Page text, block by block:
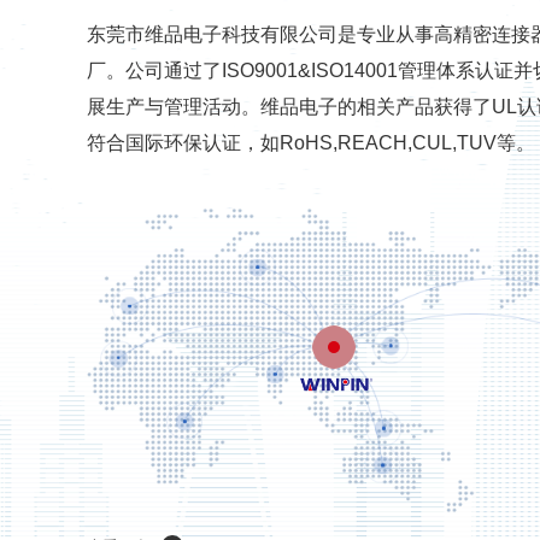
东莞市维品电子科技有限公司是专业从事高精密连
厂。公司通过了ISO9001&ISO14001管理体系认证
展生产与管理活动。维品电子的相关产品获得了UL
符合国际环保认证，如RoHS,REACH,CUL,TUV等。